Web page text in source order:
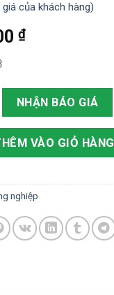
của khách hàng)
₫
NHẬN BÁO GIÁ
số lượngVÀO GIỎ HÀNG
nghiệp